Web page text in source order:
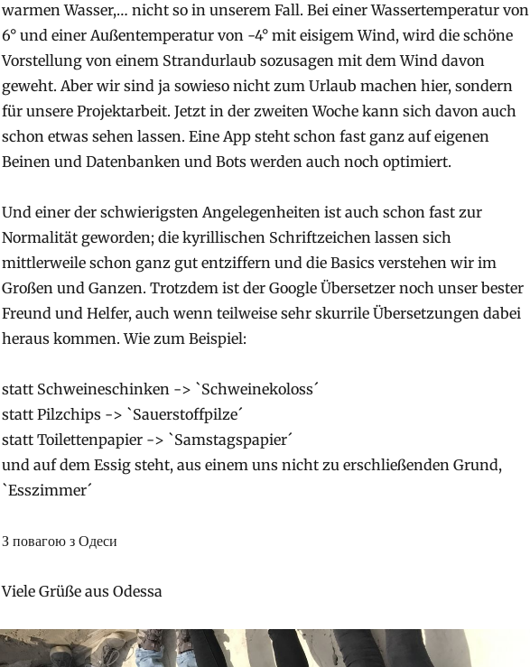
warmen Wasser,… nicht so in unserem Fall. Bei einer Wassertemperatur von
6° und einer Außentemperatur von -4° mit eisigem Wind, wird die schöne
Vorstellung von einem Strandurlaub sozusagen mit dem Wind davon
geweht. Aber wir sind ja sowieso nicht zum Urlaub machen hier, sondern
für unsere Projektarbeit. Jetzt in der zweiten Woche kann sich davon auch
schon etwas sehen lassen. Eine App steht schon fast ganz auf eigenen
Beinen und Datenbanken und Bots werden auch noch optimiert.
Und einer der schwierigsten Angelegenheiten ist auch schon fast zur
Normalität geworden; die kyrillischen Schriftzeichen lassen sich
mittlerweile schon ganz gut entziffern und die Basics verstehen wir im
Großen und Ganzen. Trotzdem ist der Google Übersetzer noch unser bester
Freund und Helfer, auch wenn teilweise sehr skurrile Übersetzungen dabei
heraus kommen. Wie zum Beispiel:
statt Schweineschinken -> `Schweinekoloss´
statt Pilzchips -> `Sauerstoffpilze´
statt Toilettenpapier -> `Samstagspapier´
und auf dem Essig steht, aus einem uns nicht zu erschließenden Grund,
`Esszimmer´
З повагою з Одеси
Viele Grüße aus Odessa